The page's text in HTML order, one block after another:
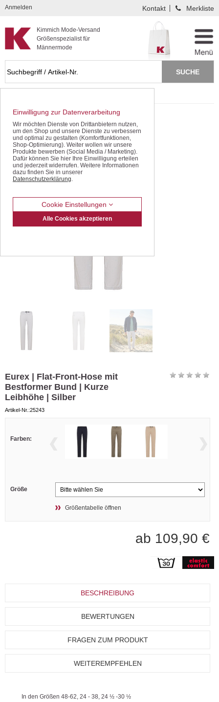
Kompletten Head der Seite überspringen
Kimmich Mode-Versand
Größenspezialist für
Männermode
Anmelden Kontakt Merkliste
Eurex | Flat-Front-Hose mit
Bestformer Bund | Kurze
Leibhöhe | Silber
Artikel-Nr.:25243
Farben:
Größe
Größentabelle öffnen
ab 109,90 €
BESCHREIBUNG
BEWERTUNGEN
FRAGEN ZUM PRODUKT
WEITEREMPFEHLEN
In den Größen 48-62, 24 - 38, 24 ½ -30 ½
Einwilligung zur Datenverarbeitung
Wir möchten Dienste von Drittanbietern nutzen,
um den Shop und unsere Dienste zu verbessern
und optimal zu gestalten (Komfortfunktionen,
Shop-Optimierung). Weiter wollen wir unsere
Produkte bewerben (Social Media / Marketing).
Dafür können Sie hier Ihre Einwilligung erteilen
und jederzeit widerrufen. Weitere Informationen
dazu finden Sie in unserer
Datenschutzerklärung.
Cookie Einstellungen
Alle Cookies akzeptieren